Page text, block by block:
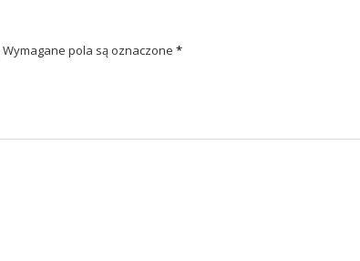
Wymagane pola są oznaczone *